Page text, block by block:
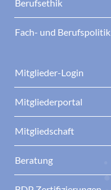
Berufsethik
Fach- und Berufspolitik
Mitglieder-Login
Mitgliederportal
Mitgliedschaft
Beratung